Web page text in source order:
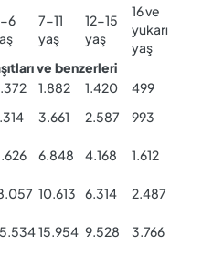
6
7-11
yaş
12-15
yaş
16 ve
yukarı
yaş
ve benzerleri
1.882 1.420
499
3.661 2.587
993
6.848 4.168
1.612
10.613 6.314
2.487
15.954 9.528
3.766